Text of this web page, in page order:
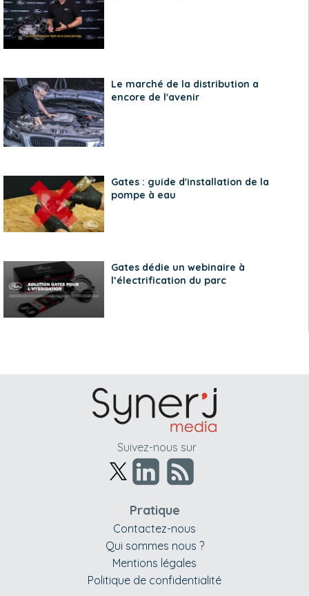
Le marché de la distribution a
encore de l'avenir
Gates : guide d'installation de la
pompe à eau
Gates dédie un webinaire à
l’électrification du parc
Suivez-nous sur
Pratique
Contactez-nous
Qui sommes nous ?
Mentions légales
Politique de confidentialité